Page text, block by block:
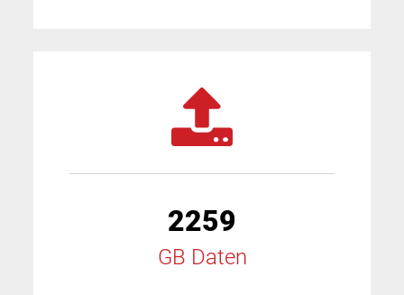
2259
GB Daten